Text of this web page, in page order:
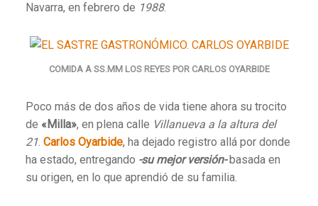
Navarra, en febrero de 1988.
COMIDA A SS.MM LOS REYES POR CARLOS OYARBIDE
Poco más de dos años de vida tiene ahora su trocito
de «Milla», en plena calle Villanueva a la altura del
21. Carlos Oyarbide, ha dejado registro allá por donde
ha estado, entregando -su mejor versión-basada en
su origen, en lo que aprendió de su familia.